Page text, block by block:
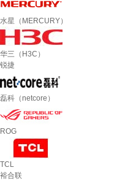
水星（MERCURY）
华三（H3C）
锐捷
磊科（netcore）
ROG
TCL
裕合联